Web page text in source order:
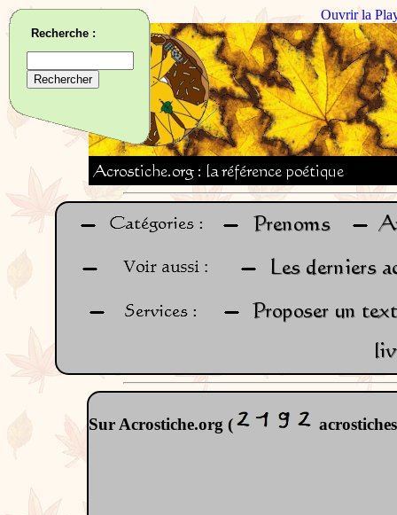
Ouvrir la
Sur Acrostiche.org (
Recherche :